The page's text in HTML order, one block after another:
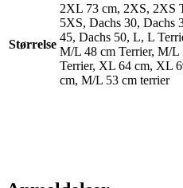
Størrelse
2XL 73 cm, 2XS, 2XS
5XS, Dachs 30, Dachs
45, Dachs 50, L, L
M/L 48 cm Terrier, M/L
Terrier, XL 64 cm, XL
cm, M/L 53 cm terrier